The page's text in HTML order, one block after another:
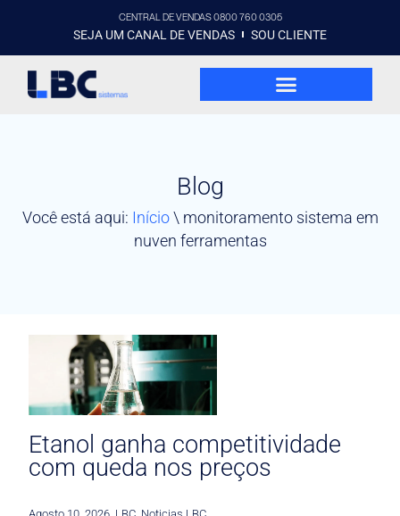
CENTRAL DE VENDAS 0800 760 0305
SEJA UM CANAL DE VENDAS SOU CLIENTE
Blog
Você está aqui: Início\ monitoramento sistema em
nuven ferramentas
Etanol ganha competitividade
com queda nos preços